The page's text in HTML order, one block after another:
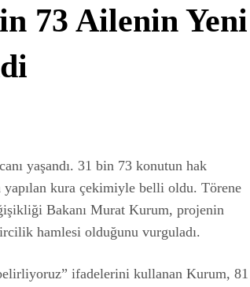
73 Ailenin Yeni
yaşandı. 31 bin 73 konutun hak
yapılan kura çekimiyle belli oldu. Törene
Bakanı Murat Kurum, projenin
hamlesi olduğunu vurguladı.
ifadelerini kullanan Kurum, 81